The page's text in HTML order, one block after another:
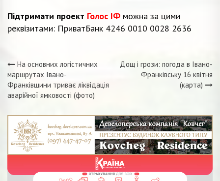
Підтримати проект Голос ІФ можна за цими
реквізитами: ПриватБанк 4246 0010 0028 2636
Навігація
записів
На основних логістичних
маршрутах Івано-
Франківщини триває ліквідація
аварійної ямковості (фото)
Дощ і грози: погода в Івано-
Франківську 16 квітня
(карта)